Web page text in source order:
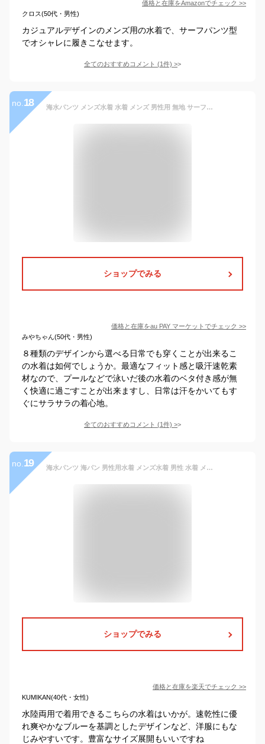
価格と在庫をAmazonでチェック >>
クロス(50代・男性)
カジュアルデザインのメンズ用の水着で、サーフパンツ型
でオシャレに履きこなせます。
全てのおすすめコメント (1件) >
no. 18 海水パンツ メンズ水着 水着 メンズ 男性用 無地 サーフパンツ 水陸両用 インナー 速乾 海パン 海水浴 プール 温泉 大きいサイズ 水遊び
ショップでみる
価格と在庫をau PAY マーケット でチェック >>
みやちゃん(50代・男性)
８種類のデザインから選べる日常でも穿くことが出来るこ
の水着は如何でしょうか。最適なフィット感と吸汗速乾素
材なので、プールなどで泳いだ後の水着のベタ付き感が無
く快適に過ごすことが出来ますし、日常は汗をかいてもす
ぐにサラサラの着心地。
全てのおすすめコメント (1件) >
no. 19 海水パンツ 海パン 男性用水着 メンズ水着 男性 水着 メンズ おしゃれ 普段着 ハーフパンツ サーフパンツ メンズ 速乾 パンツ ビッグサイズ 3L 4L 5L 大きいサイズ ns-2517-10
ショップでみる
価格と在庫を楽天でチェック >>
KUMIKAN(40代・女性)
水陸両用で着用できるこちらの水着はいかが。速乾性に優
れ爽やかなブルーを基調としたデザインなど、洋服にもな
じみやすいです。豊富なサイズ展開もいいですね